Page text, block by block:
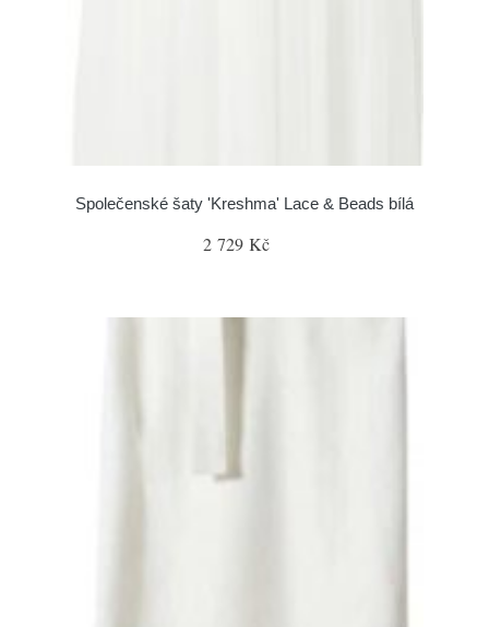
Společenské šaty 'Kreshma' Lace & Beads bílá
2 729 Kč